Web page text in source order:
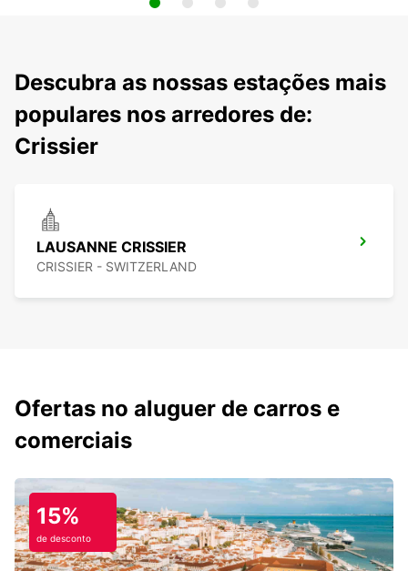
Descubra as nossas estações mais
populares nos arredores de:
Crissier
LAUSANNE CRISSIER
CRISSIER - SWITZERLAND
Ofertas no aluguer de carros e
comerciais
15%
de desconto